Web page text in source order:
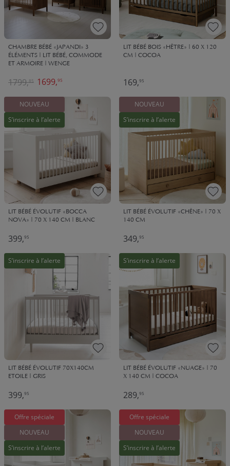
CHAMBRE BÉBÉ «JAPANDI» 3
ÉLÉMENTS | LIT BÉBÉ, COMMODE
ET ARMOIRE | WENGE
1699,95
1799,85
LIT BÉBÉ BOIS «HÊTRE» | 60 X 120
CM | COCOA
169,95
NOUVEAU
S’inscrire à l’alerte
LIT BÉBÉ ÉVOLUTIF «BOCCA
NOVA» | 70 X 140 CM | BLANC
399,95
NOUVEAU
S’inscrire à l’alerte
LIT BÉBÉ ÉVOLUTIF «CHÊNE» | 70 X
140 CM
349,95
S’inscrire à l’alerte
LIT BÉBÉ ÉVOLUTIF 70X140CM
ETOILE | GRIS
399,95
S’inscrire à l’alerte
LIT BÉBÉ ÉVOLUTIF «NUAGE» | 70
X 140 CM | COCOA
289,95
Offre spéciale
NOUVEAU
S’inscrire à l’alerte
Offre spéciale
NOUVEAU
S’inscrire à l’alerte